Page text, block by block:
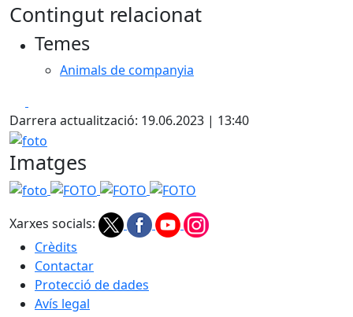
Contingut relacionat
Temes
Animals de companyia
Darrera actualització: 19.06.2023 | 13:40
foto
Imatges
foto FOTO FOTO FOTO
Xarxes socials:
Crèdits
Contactar
Protecció de dades
Avís legal